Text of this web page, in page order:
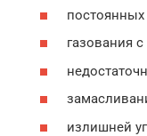
газования
излишней